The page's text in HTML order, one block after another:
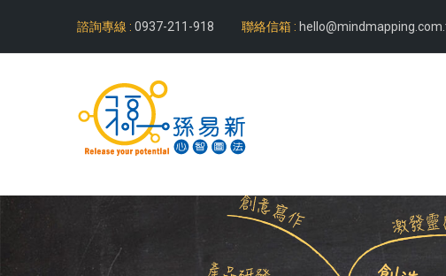
諮詢專線 : 0937-211-918 聯絡信箱 :